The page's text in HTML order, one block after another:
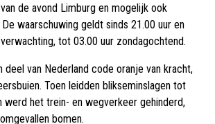
de avond Limburg en mogelijk ook
waarschuwing geldt sinds 21.00 uur en
tot 03.00 uur zondagochtend.
deel van Nederland code oranje van kracht,
Toen leidden blikseminslagen tot
werd het trein- en wegverkeer gehinderd,
bomen.